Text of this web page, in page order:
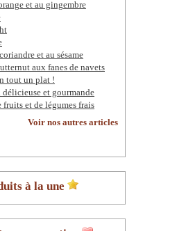
et au gingembre
et au sésame
aux fanes de navets
tout un plat !
et gourmande
fruits et de légumes frais
Voir nos autres articles
à la une